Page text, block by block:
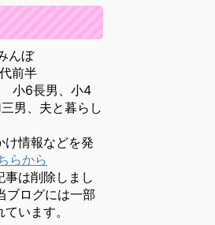
んぼ
前半
小6長男、小4
男、夫と暮らし
け情報などを発
らから
は削除しまし
ブログには一部
います。